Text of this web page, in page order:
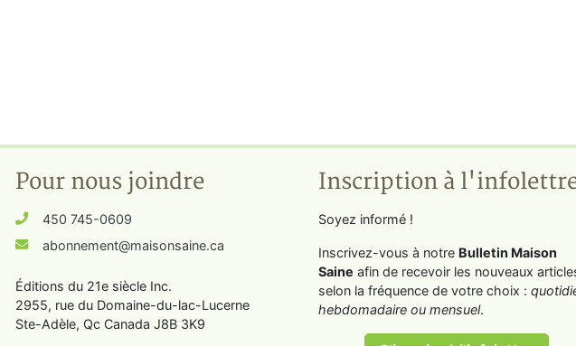
Pour nous joindre
450 745-0609
abonnement@maisonsaine.ca
Éditions du 21e siècle Inc.
2955, rue du Domaine-du-lac-Lucerne
Ste-Adèle, Qc Canada J8B 3K9
Inscription à
Soyez informé !
Inscrivez-vous à notre Bulletin Maison
Saine afin de recevoir les nouveaux
selon la fréquence de votre choix :
hebdomadaire ou mensuel.